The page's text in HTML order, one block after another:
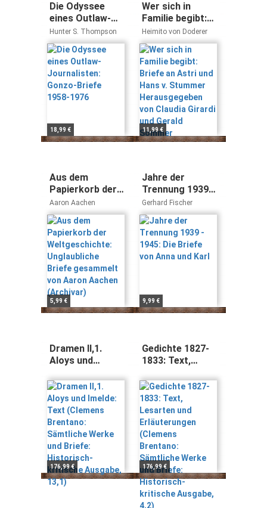
Die Odyssee
eines Outlaw-
Journalisten:
Gonzo-Briefe
1958-1976
Hunter S. Thompson
18,99 €
Wer sich in
Familie begibt:
Briefe an Astri
und Hans v.
Stummer
Herausgegeben
von Claudia
Girardi und
Gerald Sommer
Heimito von Doderer
11,99 €
Aus dem
Papierkorb der
Weltgeschichte:
Unglaubliche
Briefe
gesammelt von
Aaron Aachen
(Archivar)
Aaron Aachen
5,99 €
Jahre der
Trennung 1939 -
1945: Die Briefe
von Anna und
Karl
Gerhard Fischer
9,99 €
Dramen II,1.
Aloys und
(Clemens
Brentano:
Sämtliche
Werke und
Briefe:
Historisch-
kritische
Ausgabe, 13,1)
176,99 €
Gedichte 1827-
1833: Text,
Erläuterungen
(Clemens
Brentano:
Sämtliche
Werke und
Briefe:
Historisch-
kritische
Ausgabe, 4,2)
176,99 €